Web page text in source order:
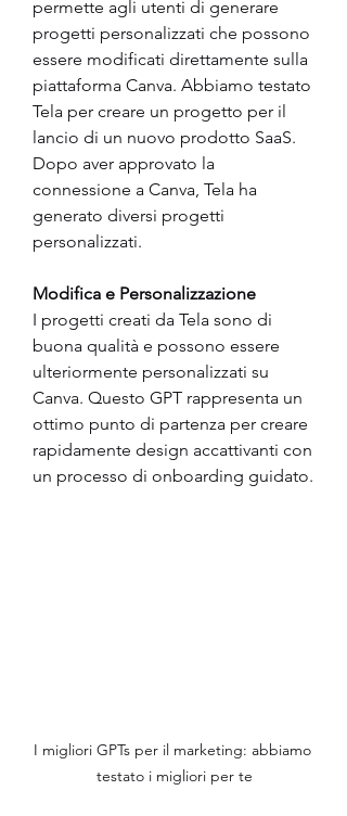
permette agli utenti di generare
progetti personalizzati che possono
essere modificati direttamente sulla
piattaforma Canva. Abbiamo testato
Tela per creare un progetto per il
lancio di un nuovo prodotto SaaS.
Dopo aver approvato la
connessione a Canva, Tela ha
generato diversi progetti
personalizzati.
Modifica e Personalizzazione
I progetti creati da Tela sono di
buona qualità e possono essere
ulteriormente personalizzati su
Canva. Questo GPT rappresenta un
ottimo punto di partenza per creare
rapidamente design accattivanti con
un processo di onboarding guidato.
I migliori GPTs per il marketing: abbiamo
testato i migliori per te